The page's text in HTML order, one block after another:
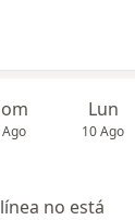
Lun
10 Ago
no está